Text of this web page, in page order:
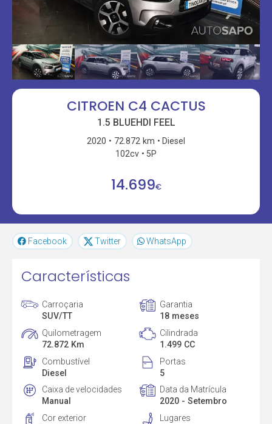
CITROEN C4 CACTUS
1.5 BLUEHDI FEEL
2020 72.872 km
Diesel
102cv
5P
14.699€
Facebook Twitter WhatsApp
Características
Carroçaria
SUV/TT
Garantia
18 meses
Quilometragem
72.872 Km
Cilindrada
1.499 CC
Combustível
Diesel
Portas
5
Caixa de velocidades
Manual
Data da Matrícula
2020 - Setembro
Cor exterior
Lugares